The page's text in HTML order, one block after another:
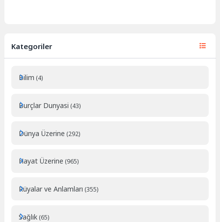
Kategoriler
Bilim (4)
Burçlar Dunyasi (43)
Dünya Üzerine (292)
Hayat Üzerine (965)
Rüyalar ve Anlamları (355)
Sağlık (65)